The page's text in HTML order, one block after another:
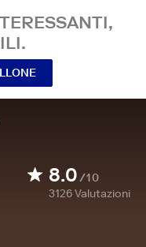
8.0/10
3126Valutazioni